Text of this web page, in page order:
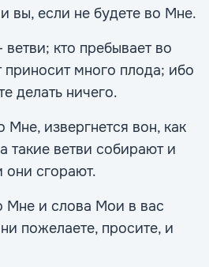
вы, если не будете во Мне.
кто пребывает во
много плода; ибо
делать ничего.
Мне, извергнется вон, как
такие ветви собирают и
они сгорают.
Мне и слова Мои в вас
пожелаете, просите, и